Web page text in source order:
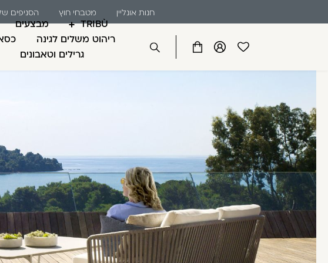
לֵב:
בִּקְלִיק
הַמְּסַיַּעַת
לִנְגִישׁוּת
הָאֲתָר.
לְחַץ
Control-
לְהַתְאָמַת
הָאֲתָר
לְעִוְורִים
הַמִּשְׁתַּמְּשִׁים
חנות אונליין מטבחי חוץ הסניפים
פתיחת
חלונית
פתיחת
חלונית
פתיחת
מועדפים
TRIBÙ מבצעים
ריהוט משלים לגינה
גרילים וטאבונים
זכור אותי שכחתי